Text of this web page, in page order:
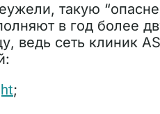
такую
в год более
ведь сеть клиник
;